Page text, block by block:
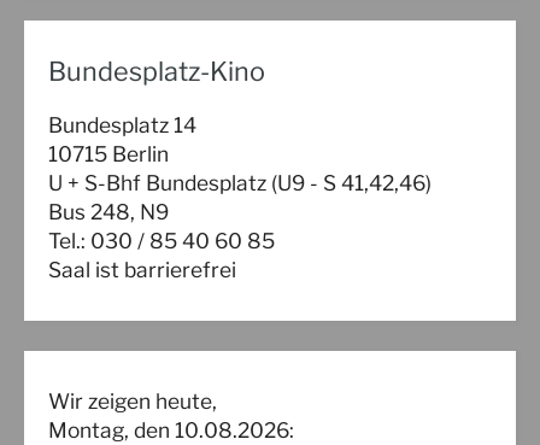
Bundesplatz-Kino
Bundesplatz 14
10715 Berlin
U + S-Bhf Bundesplatz (U9 - S 41,42,46)
Bus 248, N9
Tel.: 030 / 85 40 60 85
Saal ist barrierefrei
Wir zeigen heute,
Montag, den 10.08.2026: